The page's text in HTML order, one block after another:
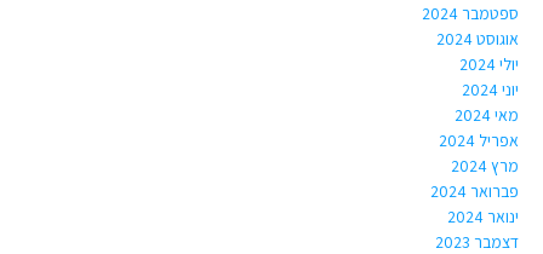
ספטמבר 2024
אוגוסט 2024
יולי 2024
יוני 2024
מאי 2024
אפריל 2024
מרץ 2024
פברואר 2024
ינואר 2024
דצמבר 2023